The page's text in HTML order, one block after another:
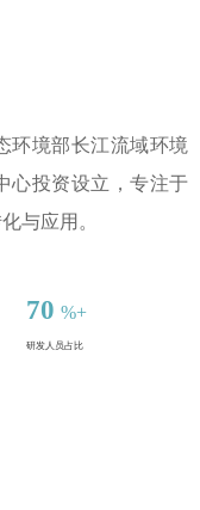
环境部长江流域环境
心投资设立，专注于
与应用。
70 %+
研发人员占比